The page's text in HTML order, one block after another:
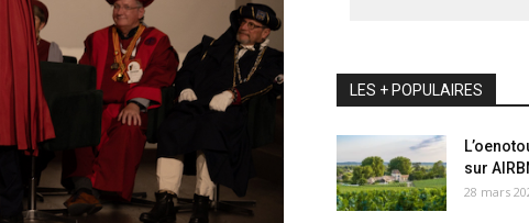
LES + POPULAIRES
sur
28 mars